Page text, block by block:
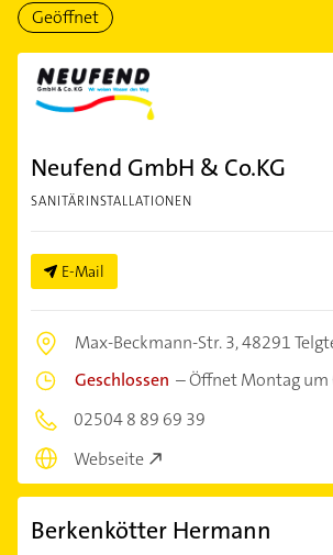
Geöffnet
Neufend GmbH & Co.KG
SANITÄRINSTALLATIONEN
E-Mail
Max-Beckmann-Str. 3,48291
Geschlossen –Öffnet Montag um
02504 8 89 69 39
Webseite
Berkenkötter Hermann